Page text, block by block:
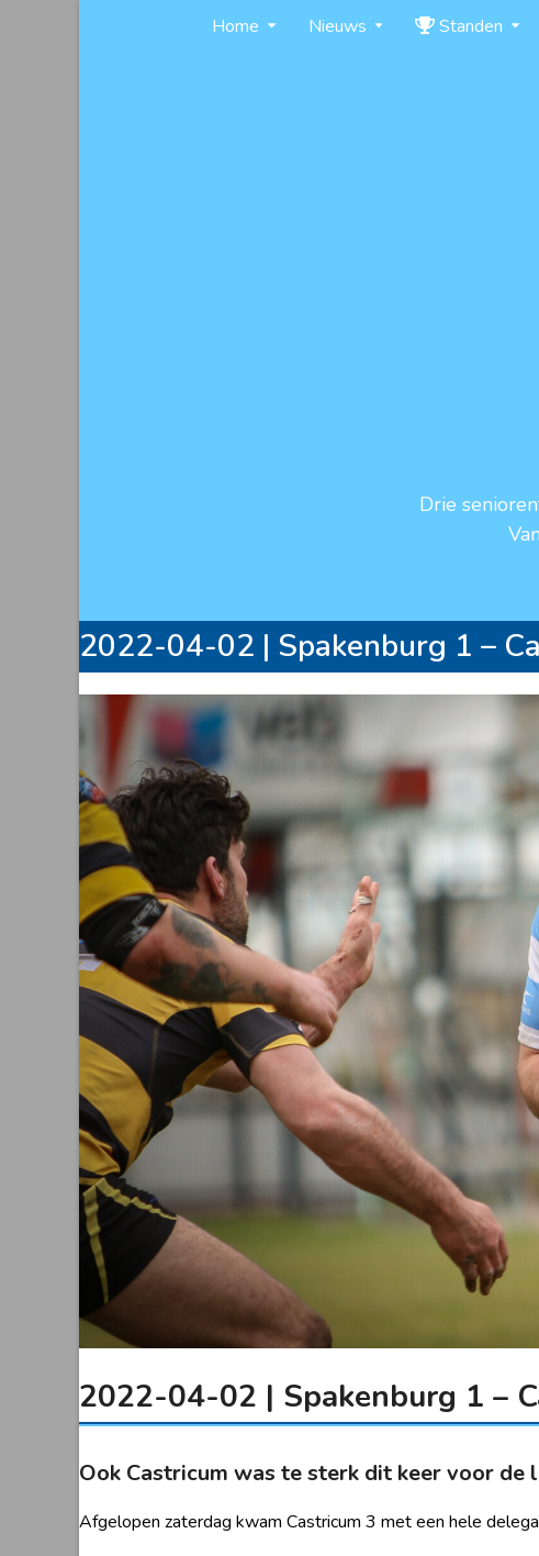
Home Nieuws Standen
Drie
2022-04-02 | Spakenburg 1 –
2022-04-02 | Spakenburg 1 –
Ook Castricum was te sterk dit keer voor de
Afgelopen zaterdag kwam Castricum 3 met een hele